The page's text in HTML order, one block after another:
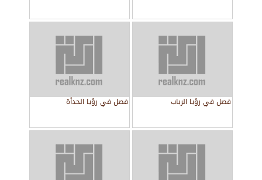
فصل في رؤيا الرباب فصل في رؤيا الحدأة